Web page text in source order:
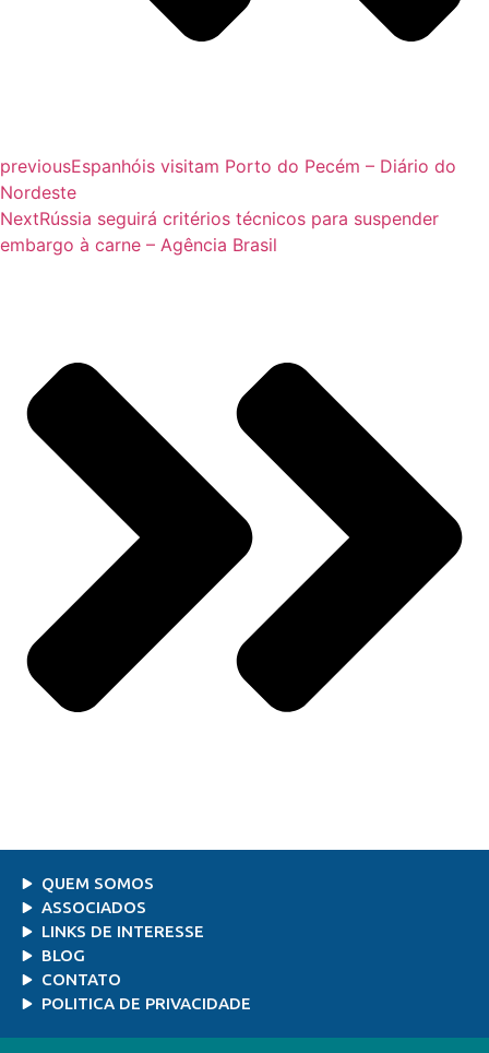
previousEspanhóis visitam Porto do Pecém – Diário do
Nordeste
NextRússia seguirá critérios técnicos para suspender
embargo à carne – Agência Brasil
QUEM SOMOS
ASSOCIADOS
LINKS DE INTERESSE
BLOG
CONTATO
POLITICA DE PRIVACIDADE